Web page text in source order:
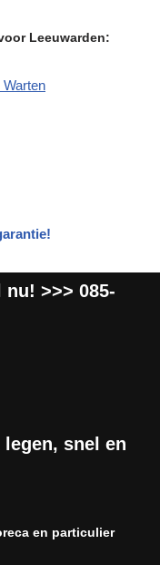
Leeuwarden:
nu! >>> 085-
snel en
en particulier